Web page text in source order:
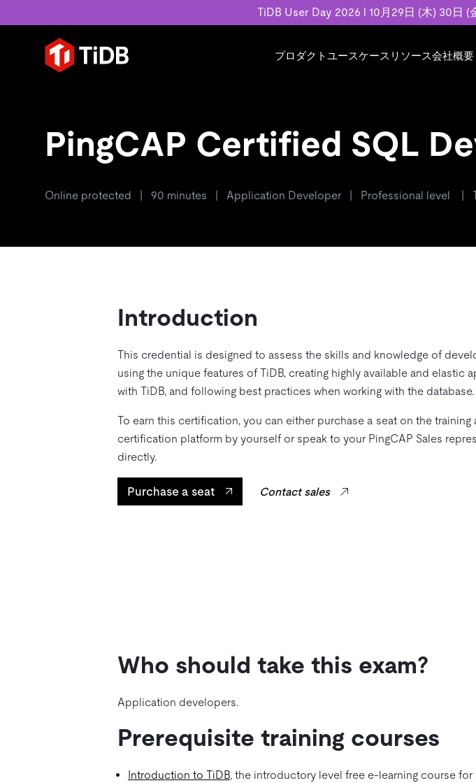
TiDB User Day 2026 l 10月29日 (木) 30日 (
プロダクト
MySQL互換の分散データベースで高可用性と
水平スケーラビリティを備え大規模データを
詳細はこちら
料
ユースケース
Eコマース
SaaS
MySQLワークロードの近代化
Build GenAI Applications
リソース
ホワイトペーパー
アーカイブ動画
Developer Hub
Discord
会社概要
SLA、利
ど、契約
Trust Hub
ついて紹
会社案内
キャリア
PingCAP Certified SQL
Online protected | 90 minutes | Application Developer | Professional level |
Introduction
This credential is designed to assess the skills and knowledge of
using the unique features of TiDB, creating highly available and elastic
with TiDB, and following best practices when working with the database.
To earn this certification, you can either purchase a seat on the training
certification platform by yourself or speak to your PingCAP Sales
directly.
Purchase a seat Contact sales
Who should take this exam?
Application developers.
Prerequisite training courses
Introduction to TiDB, the introductory level free e-learning course for